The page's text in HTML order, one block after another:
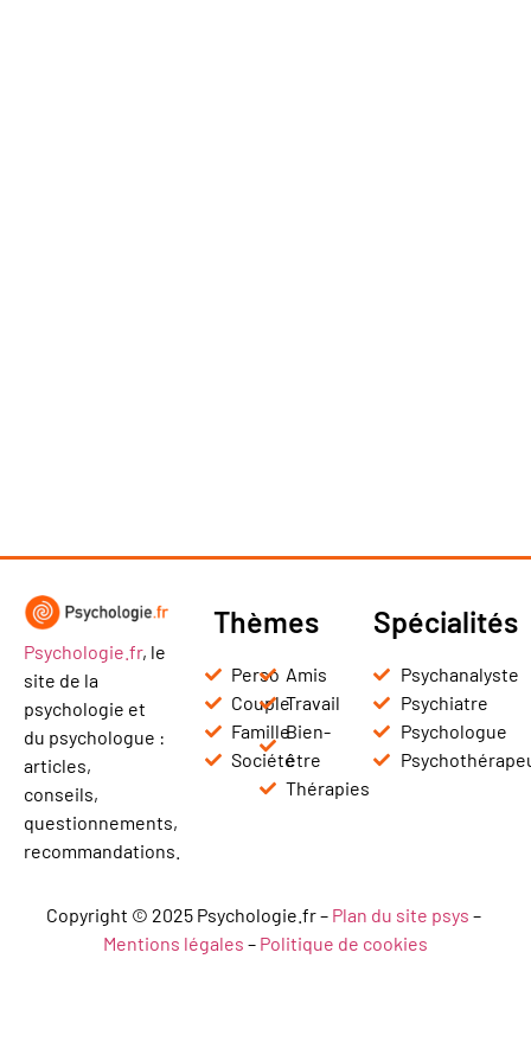
Psychologie.fr, le
site de la
psychologie et
du psychologue :
articles,
conseils,
questionnements,
recommandations.
Thèmes
Perso
Couple
Famille
Société
Amis
Travail
Bien-
être
Thérapies
Spécialités
Psychanalyste
Psychiatre
Psychologue
Copyright © 2025 Psychologie.fr – Plan du site psys –
Mentions légales – Politique de cookies